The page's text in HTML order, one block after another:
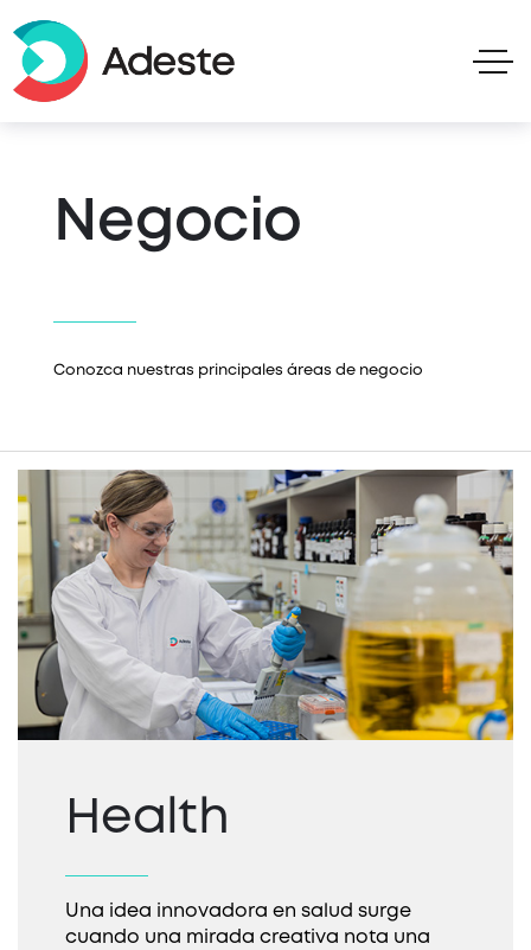
Negocio
Conozca nuestras principales áreas de negocio
Health
Una idea innovadora en salud surge
cuando una mirada creativa nota una